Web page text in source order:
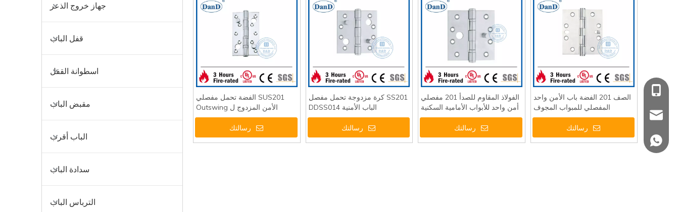
جهاز خروج الذعر
قفل الباب
اسطوانة القفل
مقبض الباب
الباب أقرب
سدادة الباب
الترباس الباب
SUS201 الفضة تحمل مفصلي
الأمن المزدوج ل Outswing
DDSS013
رسالتك
SS201 كرة مزدوجة تحمل مفصل
الباب الأمنية DDSS014
رسالتك
الفولاذ المقاوم للصدأ 201 مفصلي
أمن واحد للأبواب الأمامية السكنية
DDSS015
رسالتك
الصف 201 الفضة باب الأمن واحد
المفصلي للمبواب المجوف
المعدنية DDSS015-B
رسالتك
+86 139 2903
+86 139 2903